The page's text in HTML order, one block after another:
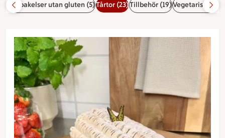
utan gluten (5)Tårtor (23)Tillbehör (19)Vegetariskt &